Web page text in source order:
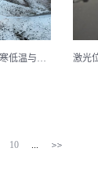
泓川科技HC16系列激光位移传感器：-30℃下极寒低温与高振环境双挑战下的可靠性实践——以风电塔筒形变监测为例
10 ...